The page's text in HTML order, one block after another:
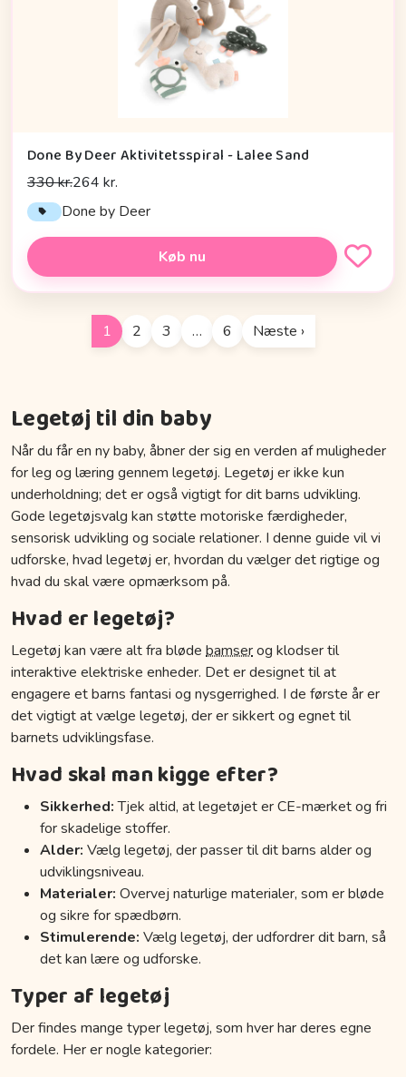
Done By Deer Aktivitetsspiral - Lalee Sand
330 kr.264 kr.
Done by Deer
Køb nu
1 2 3 … 6 Næste ›
Legetøj til din baby
Når du får en ny baby, åbner der sig en verden af muligheder
for leg og læring gennem legetøj. Legetøj er ikke kun
underholdning; det er også vigtigt for dit barns udvikling.
Gode legetøjsvalg kan støtte motoriske færdigheder,
sensorisk udvikling og sociale relationer. I denne guide vil vi
udforske, hvad legetøj er, hvordan du vælger det rigtige og
hvad du skal være opmærksom på.
Hvad er legetøj?
Legetøj kan være alt fra bløde bamserog klodser til
interaktive elektriske enheder. Det er designet til at
engagere et barns fantasi og nysgerrighed. I de første år er
det vigtigt at vælge legetøj, der er sikkert og egnet til
barnets udviklingsfase.
Hvad skal man kigge efter?
Sikkerhed:Tjek altid, at legetøjet er CE-mærket og fri
for skadelige stoffer.
Alder: Vælg legetøj, der passer til dit barns alder og
udviklingsniveau.
Materialer: Overvej naturlige materialer, som er bløde
og sikre for spædbørn.
Stimulerende: Vælg legetøj, der udfordrer dit barn, så
det kan lære og udforske.
Typer af legetøj
Der findes mange typer legetøj, som hver har deres egne
fordele. Her er nogle kategorier: